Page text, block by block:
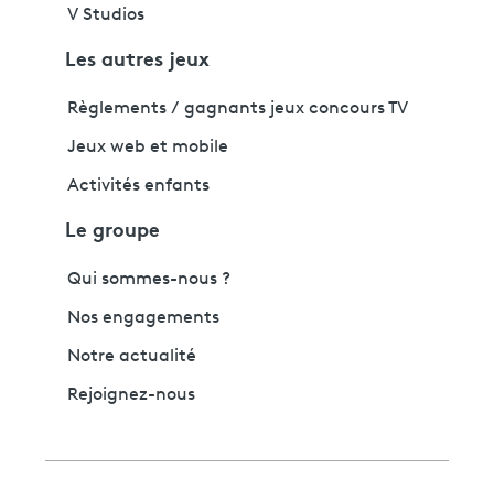
V Studios
Les autres jeux
Règlements / gagnants jeux concours TV
Jeux web et mobile
Activités enfants
Le groupe
Qui sommes-nous ?
Nos engagements
Notre actualité
Rejoignez-nous